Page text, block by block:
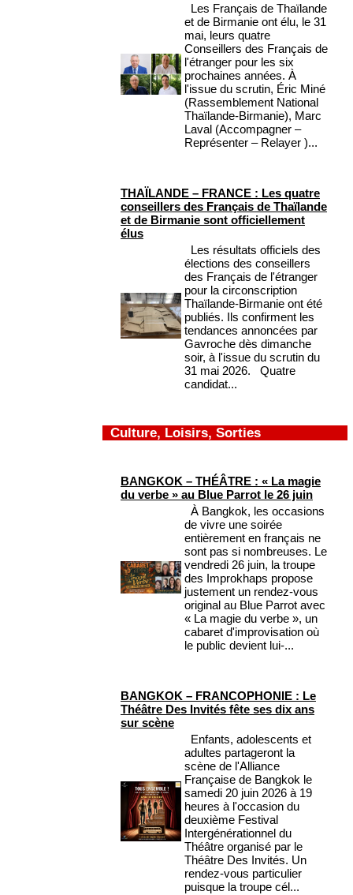
Les Français de Thaïlande
et de Birmanie ont élu, le 31
mai, leurs quatre
Conseillers des Français de
l'étranger pour les six
prochaines années. À
l'issue du scrutin, Éric Miné
(Rassemblement National
Thaïlande-Birmanie), Marc
Laval (Accompagner –
Représenter – Relayer )...
THAÏLANDE – FRANCE : Les quatre
conseillers des Français de Thaïlande
et de Birmanie sont officiellement
élus
Les résultats officiels des
élections des conseillers
des Français de l'étranger
pour la circonscription
Thaïlande-Birmanie ont été
publiés. Ils confirment les
tendances annoncées par
Gavroche dès dimanche
soir, à l'issue du scrutin du
31 mai 2026. Quatre
candidat...
Culture, Loisirs, Sorties
BANGKOK – THÉÂTRE : « La magie
du verbe » au Blue Parrot le 26 juin
À Bangkok, les occasions
de vivre une soirée
entièrement en français ne
sont pas si nombreuses. Le
vendredi 26 juin, la troupe
des Improkhaps propose
justement un rendez-vous
original au Blue Parrot avec
« La magie du verbe », un
cabaret d'improvisation où
le public devient lui-...
BANGKOK – FRANCOPHONIE : Le
Théâtre Des Invités fête ses dix ans
sur scène
Enfants, adolescents et
adultes partageront la
scène de l'Alliance
Française de Bangkok le
samedi 20 juin 2026 à 19
heures à l'occasion du
deuxième Festival
Intergénérationnel du
Théâtre organisé par le
Théâtre Des Invités. Un
rendez-vous particulier
puisque la troupe cél...